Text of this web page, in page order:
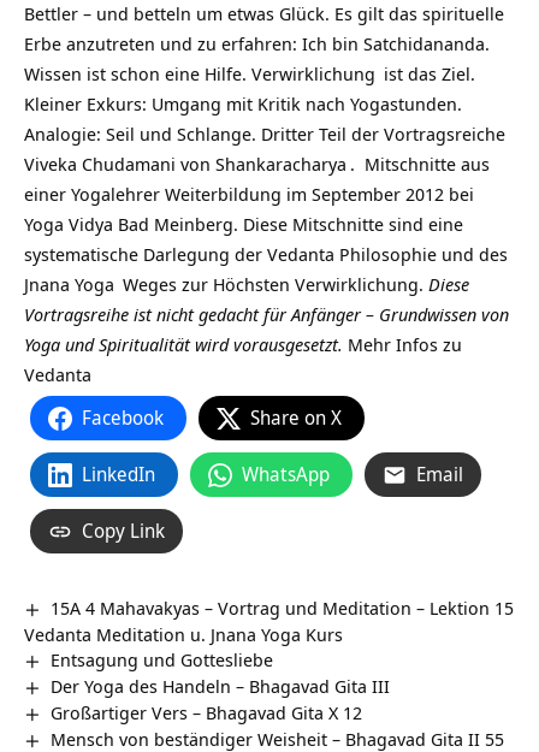
Bettler – und betteln um etwas Glück. Es gilt das spirituelle
Erbe anzutreten und zu erfahren: Ich bin Satchidananda.
Wissen ist schon eine Hilfe. Verwirklichung ist das Ziel.
Kleiner Exkurs: Umgang mit Kritik nach Yogastunden.
Analogie: Seil und Schlange. Dritter Teil der Vortragsreiche
Viveka Chudamani von Shankaracharya . Mitschnitte aus
einer Yogalehrer Weiterbildung im September 2012 bei
Yoga Vidya Bad Meinberg. Diese Mitschnitte sind eine
systematische Darlegung der Vedanta Philosophie und des
Jnana Yoga Weges zur Höchsten Verwirklichung. Diese
Vortragsreihe ist nicht gedacht für Anfänger – Grundwissen von
Yoga und Spiritualität wird vorausgesetzt. Mehr Infos zu
Vedanta
Facebook Share on X
LinkedIn WhatsApp Email
Copy Link
15A 4 Mahavakyas – Vortrag und Meditation – Lektion 15
Vedanta Meditation u. Jnana Yoga Kurs
Entsagung und Gottesliebe
Der Yoga des Handeln – Bhagavad Gita III
Großartiger Vers – Bhagavad Gita X 12
Mensch von beständiger Weisheit – Bhagavad Gita II 55